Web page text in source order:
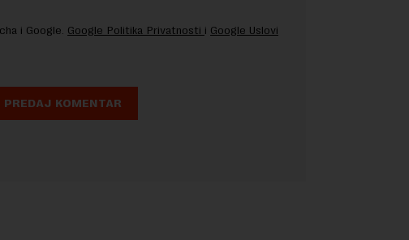
i Google. Google Politika Privatnosti i Google Uslovi